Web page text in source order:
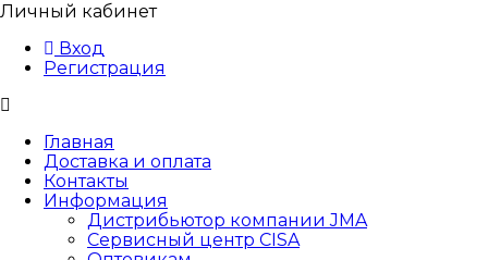
Личный кабинет
Вход
Регистрация
Главная
Доставка и оплата
Контакты
Информация
Дистрибьютор компании JMA
Сервисный центр CISA